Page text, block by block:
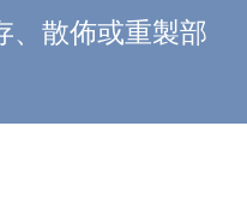
、散佈或重製部